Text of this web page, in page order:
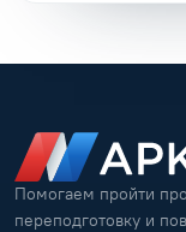
Помогаем пройти
переподготовку и